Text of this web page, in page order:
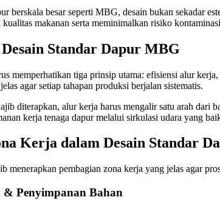
berskala besar seperti MBG, desain bukan sekadar
makanan serta meminimalkan risiko
Standar Dapur MBG
memperhatikan tiga prinsip utama: efisiensi alur
agar setiap tahapan produksi berjalan sistematis.
diterapkan, alur kerja harus mengalir satu arah dari
kerja tenaga dapur melalui sirkulasi udara yang
Kerja dalam Desain Standar
menerapkan pembagian zona kerja yang jelas agar
& Penyimpanan Bahan